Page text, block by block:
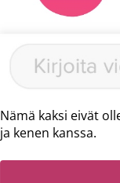
Nämä kaksi eivät
ja kenen kanssa.